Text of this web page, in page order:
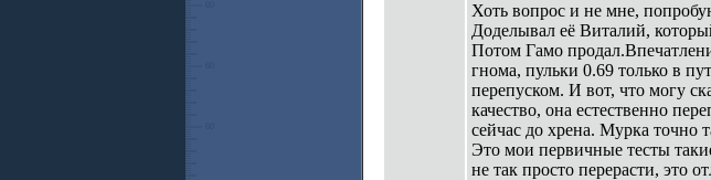
Хоть вопрос и не мне,
Доделывал её Виталий,
Потом Гамо
гнома, пульки 0.69 только в
перепуском. И вот, что могу
качество, она естественно
сейчас до хрена. Мурка точно
Это мои первичные тесты
не так просто перерасти, это